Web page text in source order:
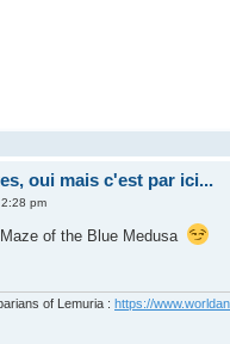
oui mais c'est par ici...
pm
of the Blue Medusa
of Lemuria : https://